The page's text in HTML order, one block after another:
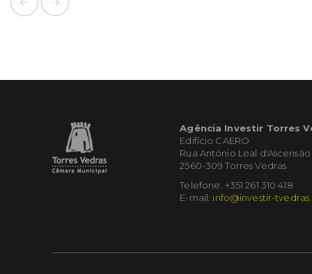
Agência Investir Torres
Edifício CAERO
Rua António Leal d'Ascensão
2560-309 Torres Vedras
Telefone: +351 261 310 418
E-mail: info@investir-